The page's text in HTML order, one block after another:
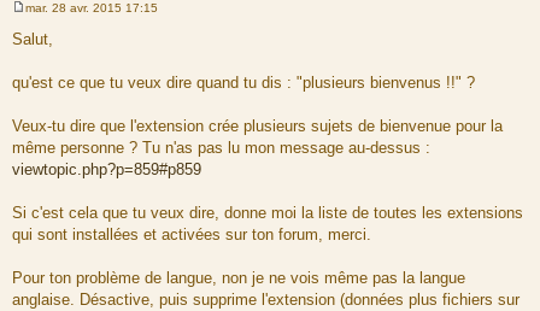
e
s
a
g
mar. 28 avr. 2015 17:15
Salut,
qu'est ce que tu veux dire quand tu dis : "plusieurs bienvenus !!" ?
Veux-tu dire que l'extension crée plusieurs sujets de bienvenue pour la
même personne ? Tu n'as pas lu mon message au-dessus :
viewtopic.php?p=859#p859
Si c'est cela que tu veux dire, donne moi la liste de toutes les extensions
qui sont installées et activées sur ton forum, merci.
Pour ton problème de langue, non je ne vois même pas la langue
anglaise. Désactive, puis supprime l'extension (données plus fichiers sur